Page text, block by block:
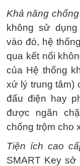
Khả năng
không sử
vào đó, hệ
qua kết nối
của Hệ thống
xử lý trung tâm)
đấu điện hay
được ngăn
chống trộm cho
Tiện ích cao
SMART Key